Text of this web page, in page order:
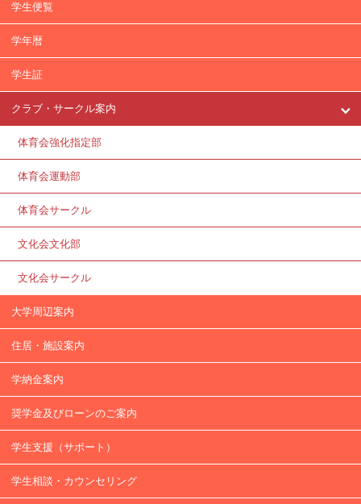
学生便覧
学年暦
学生証
クラブ・サークル案内
体育会強化指定部
体育会運動部
体育会サークル
文化会文化部
文化会サークル
大学周辺案内
住居・施設案内
学納金案内
奨学金及びローンのご案内
学⽣支援（サポート）
学生相談・カウンセリング